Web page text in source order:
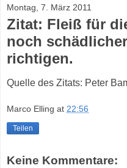
Montag, 7. März 2011
Zitat: Fleiß für
noch
richtigen.
Quelle des Zitats: Peter
Marco Elling at 22:56
Teilen
Keine Kommentare: